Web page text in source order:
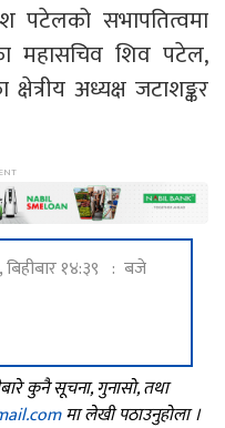
पटेलको सभापतित्वमा
महासचिव शिव पटेल,
अध्यक्ष जटाशङ्कर
बिहीबार १४:३९ : बजे
कुनै सूचना, गुनासो, तथा
मा लेखी पठाउनुहोला ।